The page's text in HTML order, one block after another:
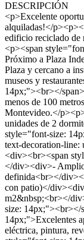
DESCRIPCIÓN
<p>Excelente
alquiladas!</
edificio reciclado de
<p><span
Próximo a Plaza
Plaza y cercano a
museos y
14px;"><br></
menos de 100
Montevideo.</
unidades de 2
style="font-size:
text-decoration-line:
<div><br><span
</div><div>-
definida<br></
con patio)</
m2&nbsp;<br></
size: 14px;"><br></
14px;">Excelentes
eléctrica, pintura,